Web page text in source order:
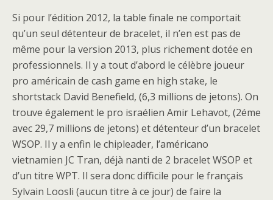
Si pour l’édition 2012, la table finale ne comportait
qu’un seul détenteur de bracelet, il n’en est pas de
même pour la version 2013, plus richement dotée en
professionnels. Il y a tout d’abord le célèbre joueur
pro américain de cash game en high stake, le
shortstack David Benefield, (6,3 millions de jetons). On
trouve également le pro israélien Amir Lehavot, (2éme
avec 29,7 millions de jetons) et détenteur d’un bracelet
WSOP. Il y a enfin le chipleader, l’américano
vietnamien JC Tran, déjà nanti de 2 bracelet WSOP et
d’un titre WPT. Il sera donc difficile pour le français
Sylvain Loosli (aucun titre à ce jour) de faire la